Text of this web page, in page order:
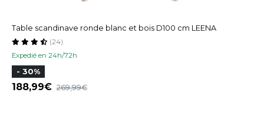
Table scandinave ronde blanc et bois D100 cm LEENA
Expedié en 24h/72h
(24)
- 30%
188,99 269,99